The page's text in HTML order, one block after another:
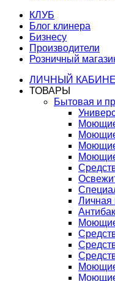
КЛУБ
Блог клинера
Бизнесу
Производители
Розничный
ЛИЧНЫЙ
ТОВАРЫ
Бытовая и
Моющие
Моющие
Моющие
Личная
Моющие
Моющие